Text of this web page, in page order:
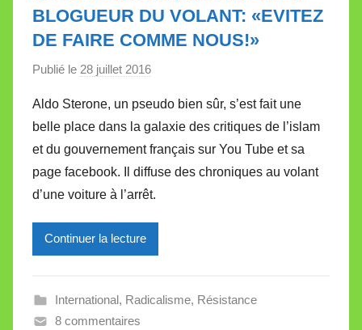
t
e
BLOGUEUR DU VOLANT: «EVITEZ
DE FAIRE COMME NOUS!»
Publié le 28 juillet 2016
r
M
i
r
e
l
V
Aldo Sterone, un pseudo bien sûr, s’est fait une
belle place dans la galaxie des critiques de l’islam
et du gouvernement français sur You Tube et sa
page facebook. Il diffuse des chroniques au volant
d’une voiture à l’arrêt.
Continuer la lecture
International, Radicalisme, Résistance
8 commentaires